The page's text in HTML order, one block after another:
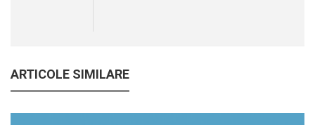
ARTICOLE SIMILARE